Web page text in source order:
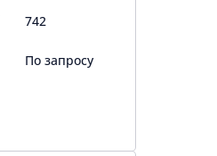
742
По запросу